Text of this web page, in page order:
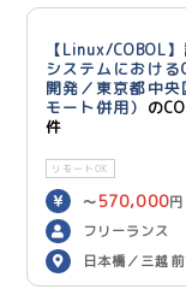
【Linux/COBOL
システムにおける
開発／東京都中央
モート併用） の
件
リモートOK
〜 570,000円
フリーランス
日本橋／三越
本橋（リモー